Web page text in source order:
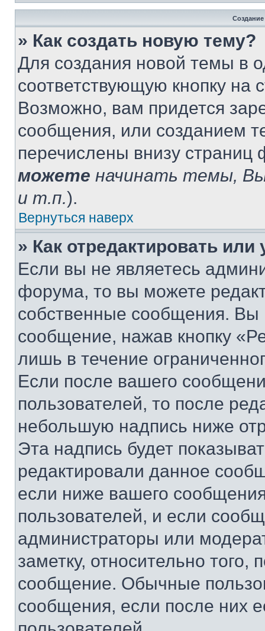
» Как создать новую тему?
Для создания новой темы в
соответствующую кнопку
Возможно, вам придется
сообщения, или созданием
перечислены внизу
можете начинать темы,
и т.п.).
Вернуться наверх
» Как отредактировать
Если вы не являетесь
форума, то вы можете
собственные сообщения. Вы
сообщение, нажав кнопку
лишь в течение
Если после вашего
пользователей, то после
небольшую надпись ниже
Эта надпись будет
редактировали данное
если ниже вашего
пользователей, и если
администраторы или
заметку, относительно
сообщение. Обычные
сообщения, если после них